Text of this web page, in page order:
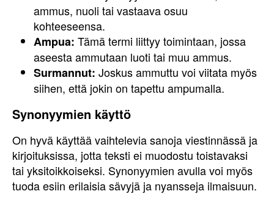
ammus, nuoli tai vastaava osuu
kohteeseensa.
Ampua: Tämä termi liittyy toimintaan, jossa
aseesta ammutaan luoti tai muu ammus.
Surmannut: Joskus ammuttu voi viitata myös
siihen, että jokin on tapettu ampumalla.
Synonyymien käyttö
On hyvä käyttää vaihtelevia sanoja viestinnässä ja
kirjoituksissa, jotta teksti ei muodostu toistavaksi
tai yksitoikkoiseksi. Synonyymien avulla voi myös
tuoda esiin erilaisia sävyjä ja nyansseja ilmaisuun.